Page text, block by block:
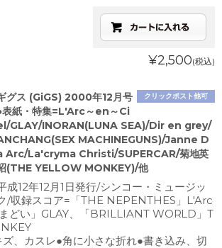
¥2,500(税込)
クリックポスト他可
グス (GiGS) 2000年12月号
表紙・特集=L'Arc～en～Ci
GLAY/INORAN(LUNA SEA)/Dir en grey/
MACHINEGUNS)/Janne D
Arc/La'cryma Christi/SUPERCAR/菊地英
(THE YELLOW MONKEY)/他
成12年12月1日発行/シンコー・ミュージッ
/収録スコア=「THE NEPENTHES」L'Arc
どい」GLAY、「BRILLIANT WORLD」T
、カスレ●角に小さな折れ●書き込み、切